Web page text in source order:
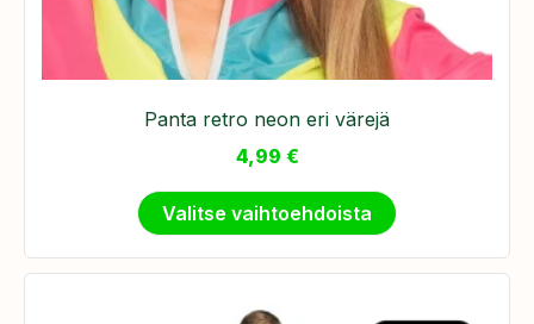
Panta retro neon eri värejä
4,99 €
Valitse vaihtoehdoista